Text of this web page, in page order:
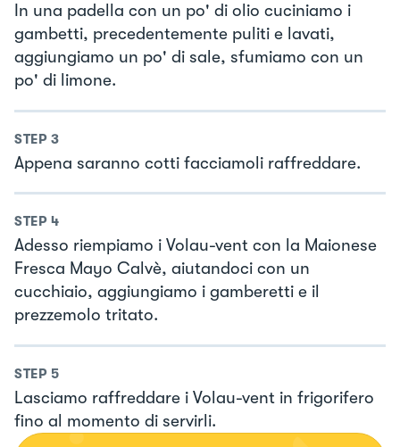
In una padella con un po' di olio cuciniamo i
gambetti, precedentemente puliti e lavati,
aggiungiamo un po' di sale, sfumiamo con un
po' di limone.
STEP 3
Appena saranno cotti facciamoli raffreddare.
STEP 4
Adesso riempiamo i Volau-vent con la Maionese
Fresca Mayo Calvè, aiutandoci con un
cucchiaio, aggiungiamo i gamberetti e il
prezzemolo tritato.
STEP 5
Lasciamo raffreddare i Volau-vent in frigorifero
fino al momento di servirli.